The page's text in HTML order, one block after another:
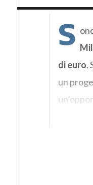
S
di euro.
un